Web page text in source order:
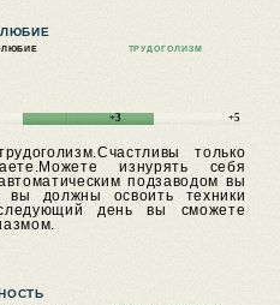
ТРУДОГОЛИЗМ
+3 +5
только
изнурять себя
подзаводом вы
вы должны освоить техники
день вы сможете